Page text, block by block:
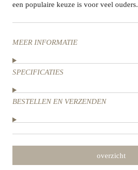
een populaire keuze is voor veel ouders.
MEER INFORMATIE
SPECIFICATIES
BESTELLEN EN VERZENDEN
overzicht